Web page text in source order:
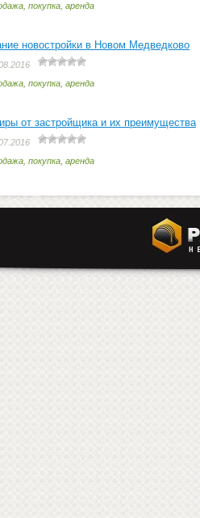
покупка, аренда
новостройки в Новом Медведково
покупка, аренда
от застройщика и их преимущества
покупка, аренда